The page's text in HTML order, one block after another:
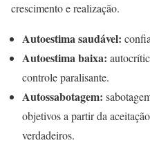
crescimento e realização.
Autoestima saudável:
Autoestima baixa:
controle paralisante.
Autossabotagem:
objetivos a partir da
verdadeiros.